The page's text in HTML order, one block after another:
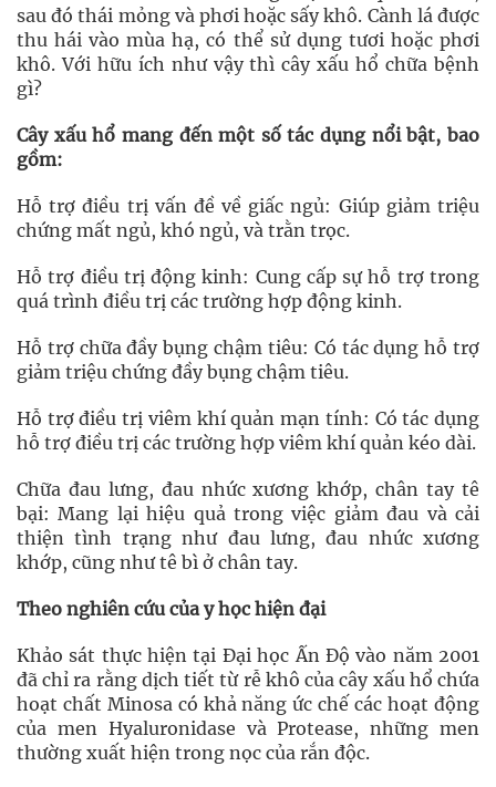
sau đó thái mỏng và phơi hoặc sấy khô. Cành lá được
thu hái vào mùa hạ, có thể sử dụng tươi hoặc phơi
khô. Với hữu ích như vậy thì cây xấu hổ chữa bệnh
gì?
Cây xấu hổ mang đến một số tác dụng nổi bật, bao
gồm:
Hỗ trợ điều trị vấn đề về giấc ngủ: Giúp giảm triệu
chứng mất ngủ, khó ngủ, và trằn trọc.
Hỗ trợ điều trị động kinh: Cung cấp sự hỗ trợ trong
quá trình điều trị các trường hợp động kinh.
Hỗ trợ chữa đầy bụng chậm tiêu: Có tác dụng hỗ trợ
giảm triệu chứng đầy bụng chậm tiêu.
Hỗ trợ điều trị viêm khí quản mạn tính: Có tác dụng
hỗ trợ điều trị các trường hợp viêm khí quản kéo dài.
Chữa đau lưng, đau nhức xương khớp, chân tay tê
bại: Mang lại hiệu quả trong việc giảm đau và cải
thiện tình trạng như đau lưng, đau nhức xương
khớp, cũng như tê bì ở chân tay.
Theo nghiên cứu của y học hiện đại
Khảo sát thực hiện tại Đại học Ấn Độ vào năm 2001
đã chỉ ra rằng dịch tiết từ rễ khô của cây xấu hổ chứa
hoạt chất Minosa có khả năng ức chế các hoạt động
của men Hyaluronidase và Protease, những men
thường xuất hiện trong nọc của rắn độc.